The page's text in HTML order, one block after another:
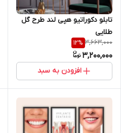
تابلو دکوراتیو هپی لند طرح گل
طلایی
3,663,000
12%
3,200,000
افزودن به سبد